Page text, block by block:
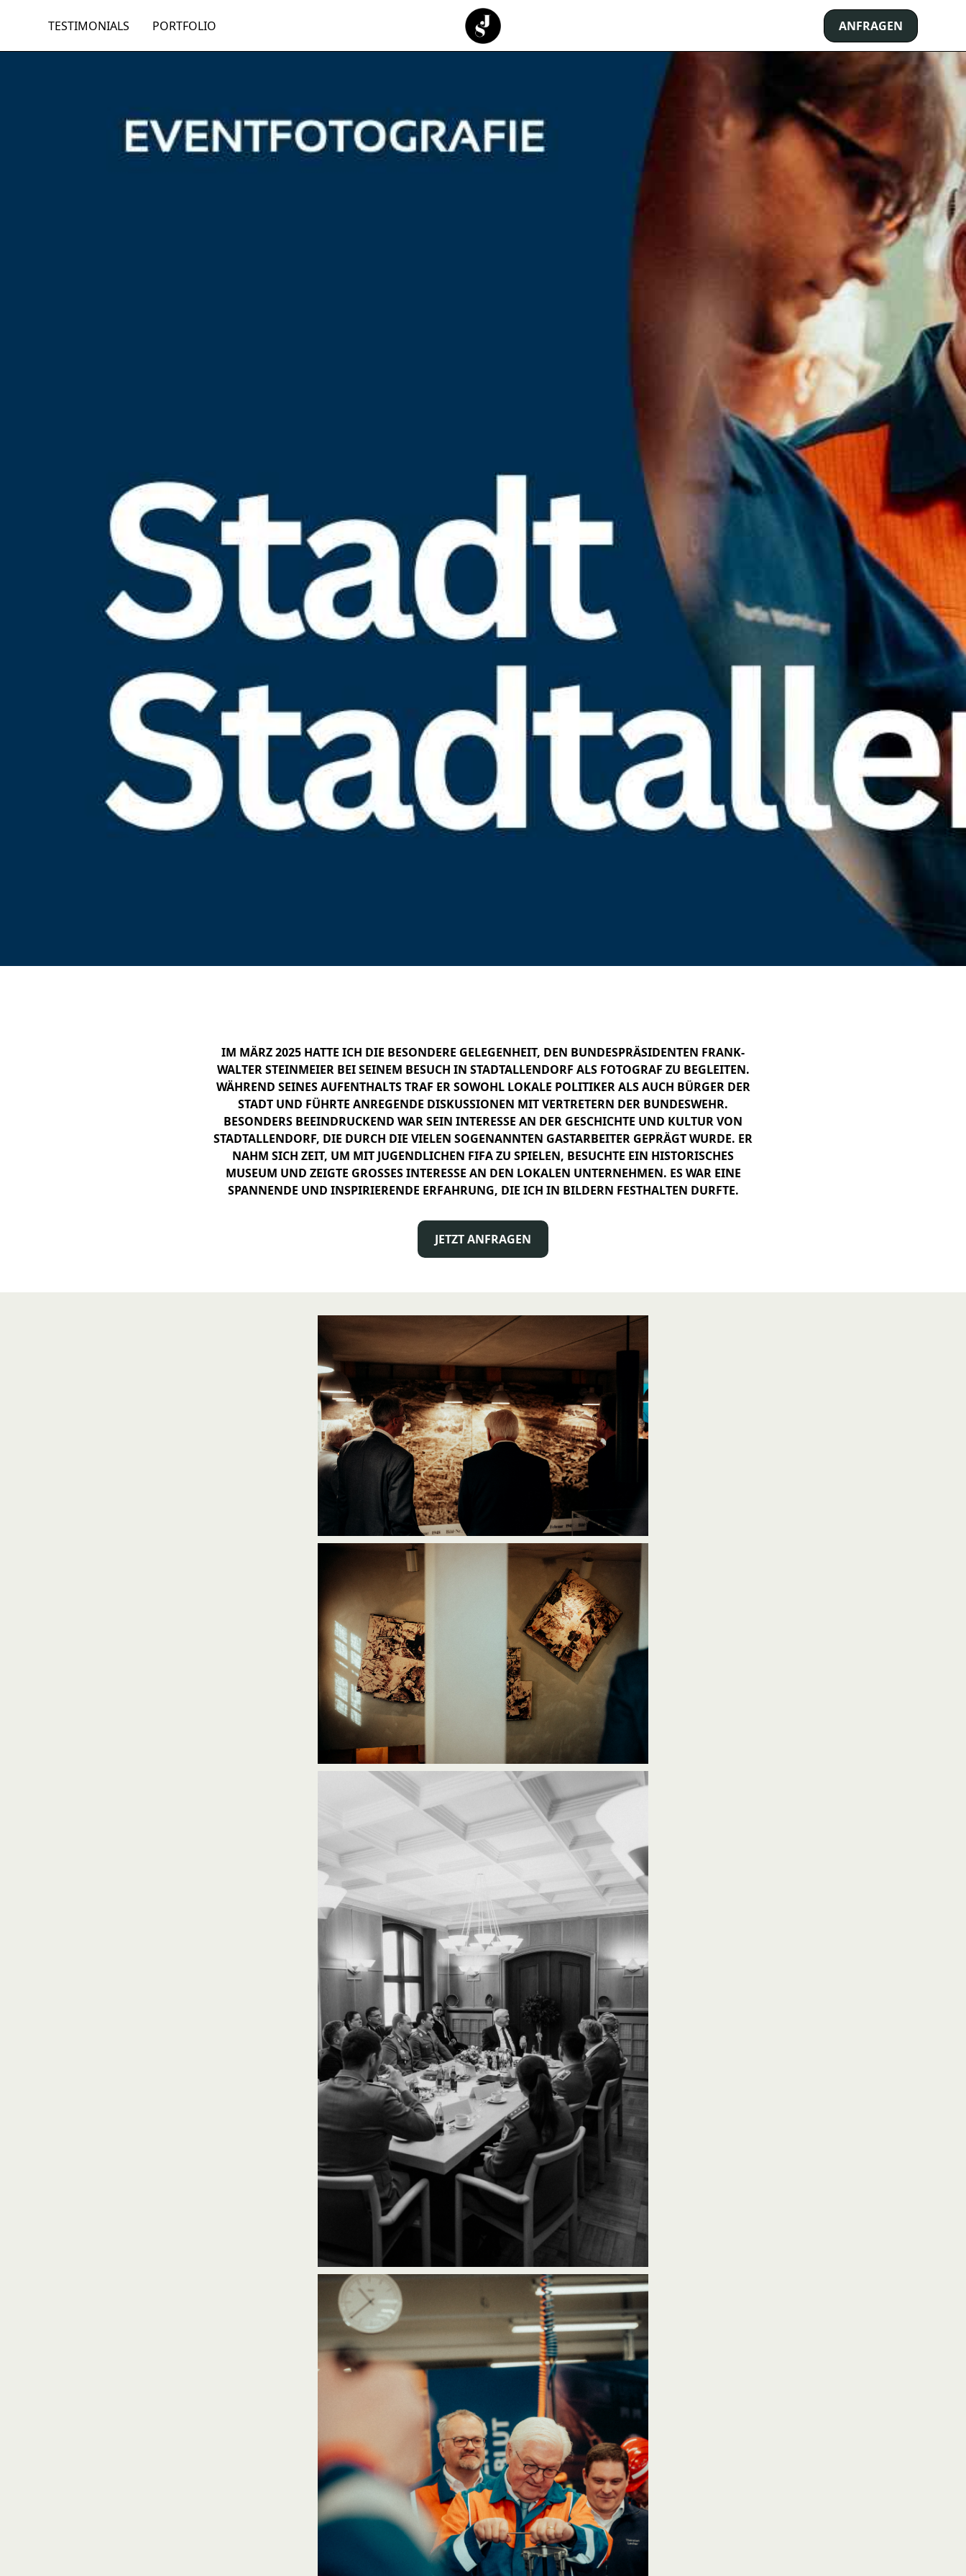
TESTIMONIALS PORTFOLIO ANFRAGEN
IM MÄRZ 2025 HATTE ICH DIE BESONDERE GELEGENHEIT, DEN BUNDESPRÄSIDENTEN FRANK-
WALTER STEINMEIER BEI SEINEM BESUCH IN STADTALLENDORF ALS FOTOGRAF ZU BEGLEITEN.
WÄHREND SEINES AUFENTHALTS TRAF ER SOWOHL LOKALE POLITIKER ALS AUCH BÜRGER DER
STADT UND FÜHRTE ANREGENDE DISKUSSIONEN MIT VERTRETERN DER BUNDESWEHR.
BESONDERS BEEINDRUCKEND WAR SEIN INTERESSE AN DER GESCHICHTE UND KULTUR VON
STADTALLENDORF, DIE DURCH DIE VIELEN SOGENANNTEN GASTARBEITER GEPRÄGT WURDE. ER
NAHM SICH ZEIT, UM MIT JUGENDLICHEN FIFA ZU SPIELEN, BESUCHTE EIN HISTORISCHES
MUSEUM UND ZEIGTE GROSSES INTERESSE AN DEN LOKALEN UNTERNEHMEN. ES WAR EINE S
PANNENDE UND INSPIRIERENDE ERFAHRUNG, DIE ICH IN BILDERN FESTHALTEN DURFTE.
JETZT ANFRAGEN